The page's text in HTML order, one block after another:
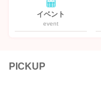
イベント
event
PICKUP